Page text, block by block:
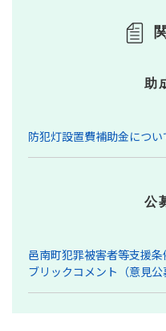
助
防犯灯設置費補助金につい
公
邑南町犯罪被害者等支援
ブリックコメント（意見